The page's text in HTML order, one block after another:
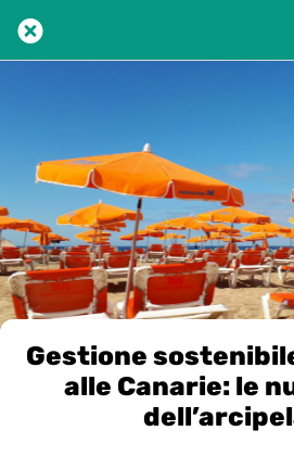
Gestione
alle Canarie: le